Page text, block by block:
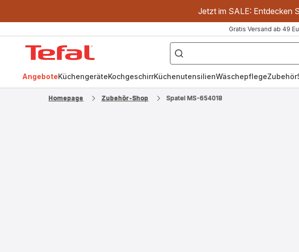
Jetzt im SALE: Entdecken
Gratis Versand ab 49
["OptiGrill","Easy
Fry","Pfanne"]
AngeboteKüchengeräteKochgeschirrKüchenutensilienWäschepflegeZubehör
Homepage Zubehör-Shop Spatel MS-654018